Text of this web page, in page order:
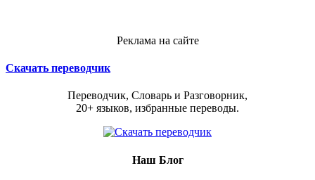
Реклама на сайте
Скачать переводчик
Переводчик, Словарь и Разговорник,
20+ языков, избранные переводы.
Наш Блог